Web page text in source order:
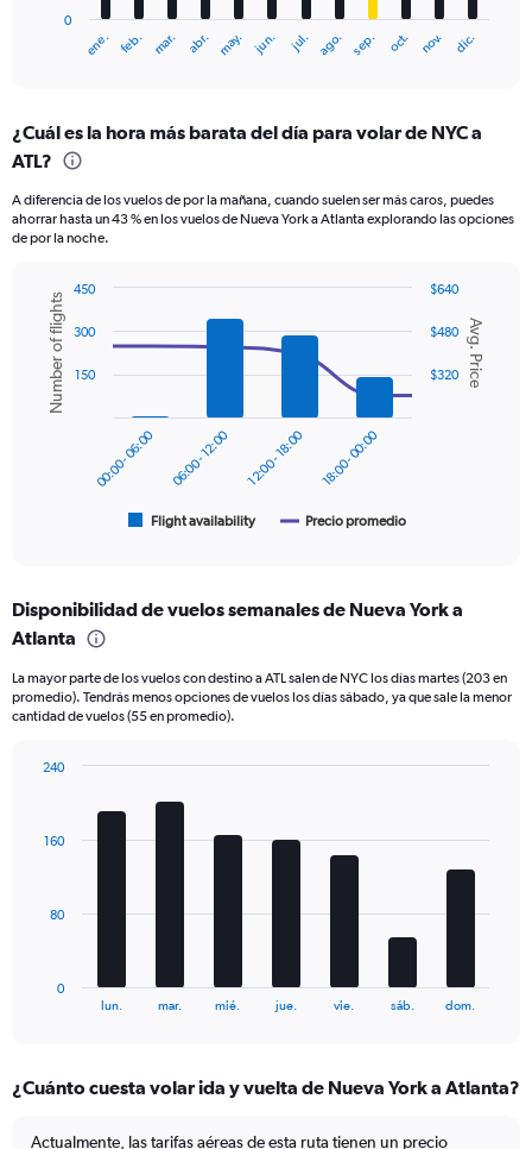
Range:
12
The
chart
has
axis
displaying
values.
Range:
ene. feb. mar. abr. may. jun. jul. ago. sep. oct. nov. dic.
0
¿Cuál es la hora más barata del día para volar de NYC a
ATL?
A diferencia de los vuelos de por la mañana, cuando suelen ser más caros, puedes
ahorrar hasta un 43 % en los vuelos de Nueva York a Atlanta explorando las opciones
de por la noche.
Combination
chart
with
data
series.
categories.
Range:
categories.
The
chart
displaying
and
Chart
graphic.
Avg. Price
Number of flights
Flight availability Precio promedio
00:00 - 06:00 06:00 - 12:00 12:00 - 18:00 18:00 - 00:00
$320
$480
$640
150
300
450
Disponibilidad de vuelos semanales de Nueva York a
Atlanta
La mayor parte de los vuelos con destino a ATL salen de NYC los días martes (203 en
promedio). Tendrás menos opciones de vuelos los días sábado, ya que sale la menor
cantidad de vuelos (55 en promedio).
The
Range:
categories.
lun. mar. mié. jue. vie. sáb. dom.
0
80
160
240
¿Cuánto cuesta volar ida y vuelta de Nueva York a Atlanta?
Actualmente, las tarifas aéreas de esta ruta tienen un precio